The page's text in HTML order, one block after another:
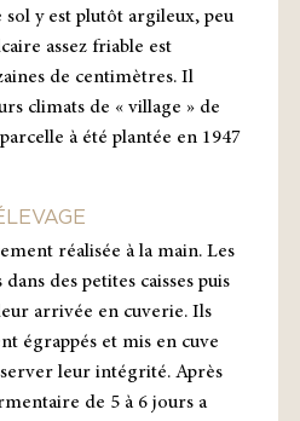
sol y est plutôt argileux, peu
assez friable est
de centimètres. Il
climats de « village » de
à été plantée en 1947
réalisée à la main. Les
des petites caisses puis
arrivée en cuverie. Ils
égrappés et mis en cuve
leur intégrité. Après
de 5 à 6 jours a